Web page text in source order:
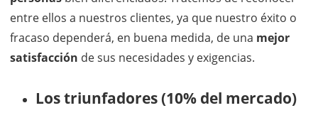
entre ellos a nuestros clientes, ya que nuestro éxito o
fracaso dependerá, en buena medida, de una mejor
satisfacción de sus necesidades y exigencias.
Los triunfadores (10% del mercado)